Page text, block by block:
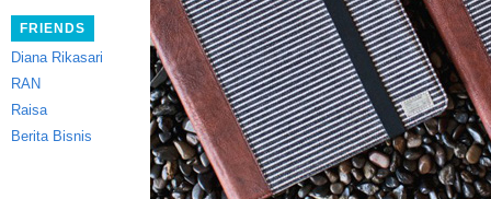
FRIENDS
Diana Rikasari
RAN
Raisa
Berita Bisnis